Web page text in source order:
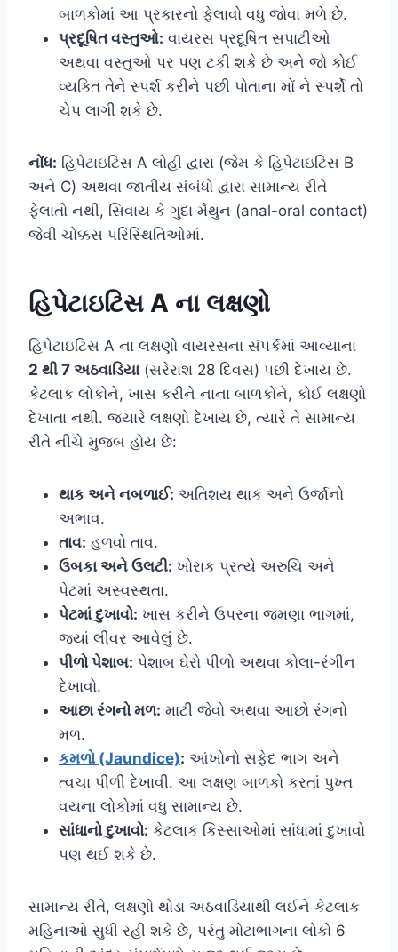
બાળકોમાં આ પ્રકારનો ફેલાવો વધુ જોવા મળે છે.
પ્રદૂષિત વસ્તુઓ: વાયરસ પ્રદૂષિત સપાટીઓ
અથવા વસ્તુઓ પર પણ ટકી શકે છે અને જો કોઈ
વ્યક્તિ તેને સ્પર્શ કરીને પછી પોતાના મોં ને સ્પર્શે તો
ચેપ લાગી શકે છે.
નોંધ: હિપેટાઇટિસ A લોહી દ્વારા (જેમ કે હિપેટાઇટિસ B
અને C) અથવા જાતીય સંબંધો દ્વારા સામાન્ય રીતે
ફેલાતો નથી, સિવાય કે ગુદા મૈથુન (anal-oral contact)
જેવી ચોક્કસ પરિસ્થિતિઓમાં.
હિપેટાઇટિસ A ના લક્ષણો
હિપેટાઇટિસ A ના લક્ષણો વાયરસના સંપર્કમાં આવ્યાના
2 થી 7 અઠવાડિયા(સરેરાશ 28 દિવસ) પછી દેખાય છે.
કેટલાક લોકોને, ખાસ કરીને નાના બાળકોને, કોઈ લક્ષણો
દેખાતા નથી. જ્યારે લક્ષણો દેખાય છે, ત્યારે તે સામાન્ય
રીતે નીચે મુજબ હોય છે:
થાક અને નબળાઈ: અતિશય થાક અને ઉર્જાનો
અભાવ.
તાવ: હળવો તાવ.
ઉબકા અને ઉલટી: ખોરાક પ્રત્યે અરુચિ અને
પેટમાં અસ્વસ્થતા.
પેટમાં દુખાવો: ખાસ કરીને ઉપરના જમણા ભાગમાં,
જ્યાં લીવર આવેલું છે.
પીળો પેશાબ: પેશાબ ઘેરો પીળો અથવા કોલા-રંગીન
દેખાવો.
આછા રંગનો મળ: માટી જેવો અથવા આછો રંગનો
મળ.
કમળો (Jaundice): આંખોનો સફેદ ભાગ અને
ત્વચા પીળી દેખાવી. આ લક્ષણ બાળકો કરતાં પુખ્ત
વયના લોકોમાં વધુ સામાન્ય છે.
સાંધાનો દુખાવો: કેટલાક કિસ્સાઓમાં સાંધામાં દુખાવો
પણ થઈ શકે છે.
સામાન્ય રીતે, લક્ષણો થોડા અઠવાડિયાથી લઈને કેટલાક
મહિનાઓ સુધી રહી શકે છે, પરંતુ મોટાભાગના લોકો 6